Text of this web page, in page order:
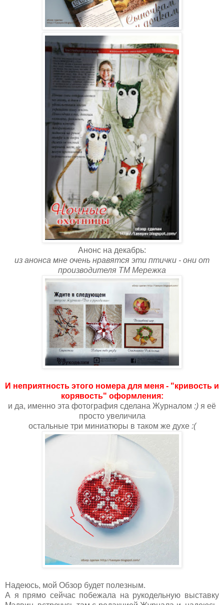
Анонс на декабрь:
из анонса мне очень нравятся эти птички - они от
производителя ТМ Мережка
И неприятность этого номера для меня - "кривость и
корявость" оформления:
и да, именно эта фотография сделана Журналом :) я её
просто увеличила
остальные три миниатюры в таком же духе :(
Надеюсь, мой Обзор будет полезным.
А я прямо сейчас побежала на рукодельную выставку